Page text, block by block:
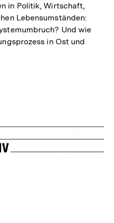
in Politik, Wirtschaft,
Lebensumständen:
Und wie
in Ost und